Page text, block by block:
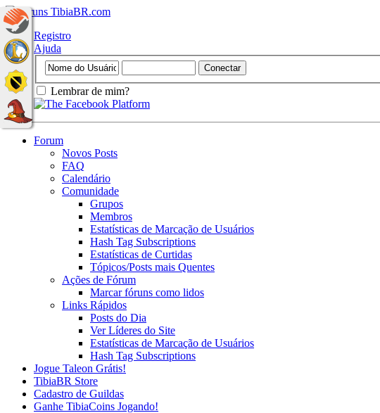
Registro
Ajuda
Lembrar de mim?
Forum
Novos Posts
FAQ
Calendário
Comunidade
Grupos
Membros
Estatísticas de Marcação de Usuários
Hash Tag Subscriptions
Estatísticas de Curtidas
Tópicos/Posts mais Quentes
Ações de Fórum
Marcar fóruns como lidos
Links Rápidos
Posts do Dia
Ver Líderes do Site
Estatísticas de Marcação de Usuários
Hash Tag Subscriptions
Jogue Taleon Grátis!
TibiaBR Store
Cadastro de Guildas
Ganhe TibiaCoins Jogando!